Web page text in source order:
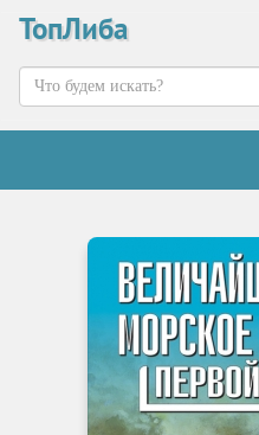
ТопЛиба